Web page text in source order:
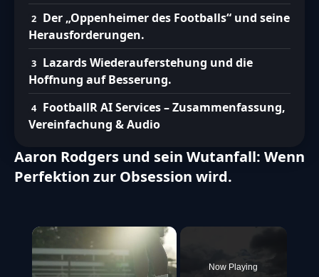
Der „Oppenheimer des Footballs“ und seine
Herausforderungen.
Lazards Wiederauferstehung und die
Hoffnung auf Besserung.
FootballR AI Services – Zusammenfassung,
Vereinfachung & Audio
Aaron Rodgers und sein Wutanfall: Wenn
Perfektion zur Obsession wird.
×
Now Playing